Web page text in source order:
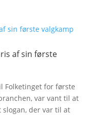
af sin første
Folketinget for første
var vant til at
slogan, der var til at